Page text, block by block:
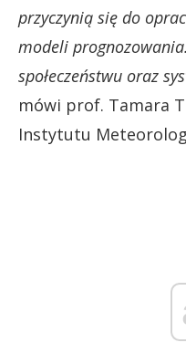
przyczynią się do
modeli
społeczeństwu oraz
mówi prof. Tamara
Instytutu